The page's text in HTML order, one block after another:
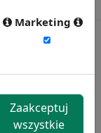
Marketing
Zaakceptuj
wszystkie